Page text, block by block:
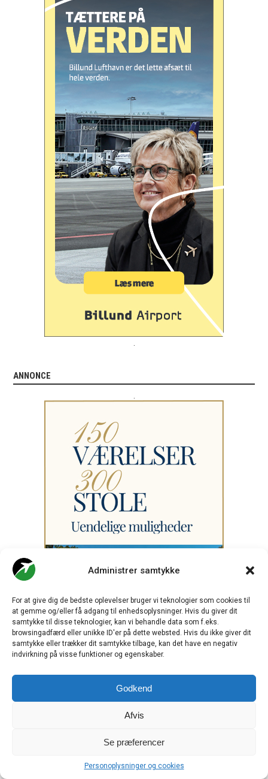
Administrer samtykke
For at give dig de bedste oplevelser bruger vi teknologier som cookies til
at gemme og/eller få adgang til enhedsoplysninger. Hvis du giver dit
samtykke til disse teknologier, kan vi behandle data som f.eks.
browsingadfærd eller unikke ID'er på dette websted. Hvis du ikke giver dit
samtykke eller trækker dit samtykke tilbage, kan det have en negativ
indvirkning på visse funktioner og egenskaber.
Godkend
Afvis
Se præferencer
Personoplysninger og cookies
ANNONCE
.